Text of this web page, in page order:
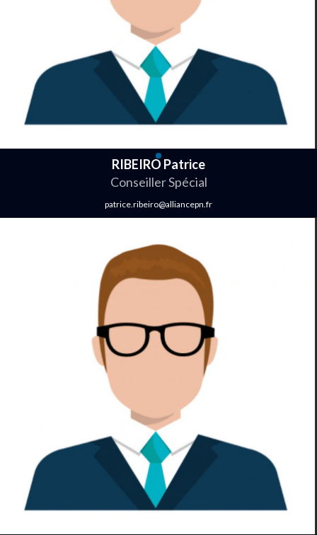
RIBEIRO Patrice
Conseiller Spécial
patrice.ribeiro@alliancepn.fr